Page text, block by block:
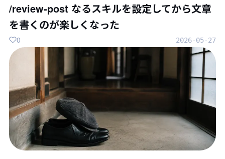
/review-post なるスキルを設定してから文章
を書くのが楽しくなった
2026-05-27
0